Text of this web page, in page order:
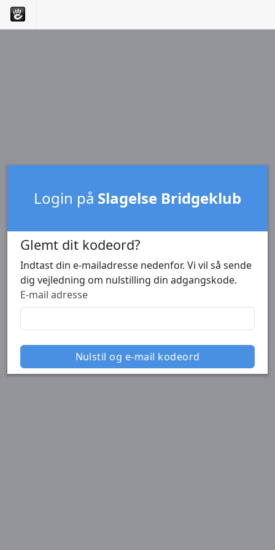
Login på Slagelse Bridgeklub
Glemt dit kodeord?
Indtast din e-mailadresse nedenfor. Vi vil så sende
dig vejledning om nulstilling din adgangskode.
E-mail adresse
Nulstil og e-mail kodeord